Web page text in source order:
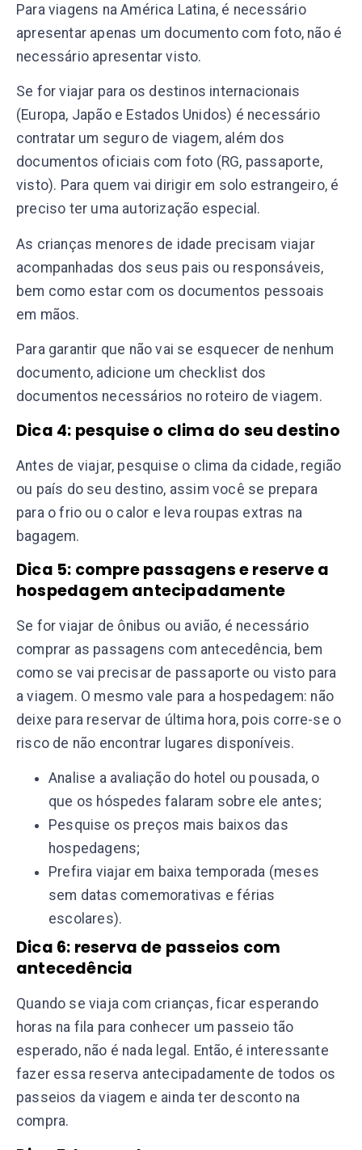
Para viagens na América Latina, é necessário
apresentar apenas um documento com foto, não é
necessário apresentar visto.
Se for viajar para os destinos internacionais
(Europa, Japão e Estados Unidos) é necessário
contratar um seguro de viagem, além dos
documentos oficiais com foto (RG, passaporte,
visto). Para quem vai dirigir em solo estrangeiro, é
preciso ter uma autorização especial.
As crianças menores de idade precisam viajar
acompanhadas dos seus pais ou responsáveis,
bem como estar com os documentos pessoais
em mãos.
Para garantir que não vai se esquecer de nenhum
documento, adicione um checklist dos
documentos necessários no roteiro de viagem.
Dica 4: pesquise o clima do seu destino
Antes de viajar, pesquise o clima da cidade, região
ou país do seu destino, assim você se prepara
para o frio ou o calor e leva roupas extras na
bagagem.
Dica 5: compre passagens e reserve a
hospedagem antecipadamente
Se for viajar de ônibus ou avião, é necessário
comprar as passagens com antecedência, bem
como se vai precisar de passaporte ou visto para
a viagem. O mesmo vale para a hospedagem: não
deixe para reservar de última hora, pois corre-se o
risco de não encontrar lugares disponíveis.
Analise a avaliação do hotel ou pousada, o
que os hóspedes falaram sobre ele antes;
Pesquise os preços mais baixos das
hospedagens;
Prefira viajar em baixa temporada (meses
sem datas comemorativas e férias
escolares).
Dica 6: reserva de passeios com
antecedência
Quando se viaja com crianças, ficar esperando
horas na fila para conhecer um passeio tão
esperado, não é nada legal. Então, é interessante
fazer essa reserva antecipadamente de todos os
passeios da viagem e ainda ter desconto na
compra.